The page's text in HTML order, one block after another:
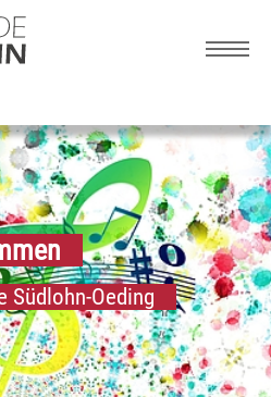
Südlohn-Oeding